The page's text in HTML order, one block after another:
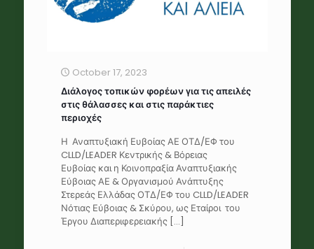
October 17, 2023
Διάλογος τοπικών φορέων για τις απειλές
στις θάλασσες και στις παράκτιες
περιοχές
Η Αναπτυξιακή Ευβοίας ΑΕ ΟΤΔ/ΕΦ του
CLLD/LEADER Κεντρικής & Βόρειας
Ευβοίας και η Κοινοπραξία Αναπτυξιακής
Εύβοιας ΑΕ & Οργανισμού Ανάπτυξης
Στερεάς Ελλάδας ΟΤΔ/ΕΦ του CLLD/LEADER
Νότιας Εύβοιας & Σκύρου, ως Εταίροι του
Έργου Διαπεριφερειακής[…]